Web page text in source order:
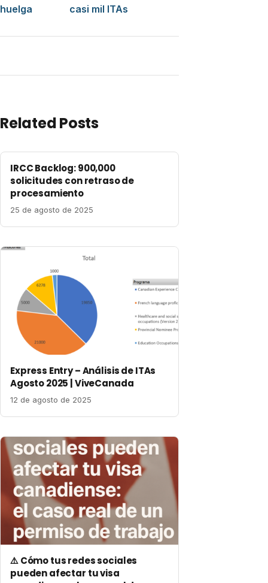
huelga
casi mil ITAs
Related Posts
IRCC Backlog: 900,000
solicitudes con retraso de
procesamiento
25 de agosto de 2025
Express Entry – Análisis de ITAs
Agosto 2025 | ViveCanada
12 de agosto de 2025
⚠️ Cómo tus redes sociales
pueden afectar tu visa